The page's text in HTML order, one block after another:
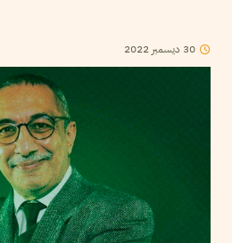
30 ديسمبر 2022